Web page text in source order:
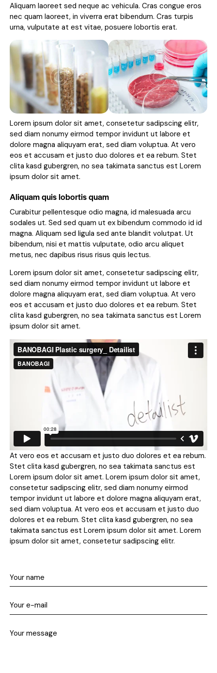
Aliquam laoreet sed neque ac vehicula. Cras congue eros
nec quam laoreet, in viverra erat bibendum. Cras turpis
urna, vulputate at est vitae, posuere lobortis erat.
Lorem ipsum dolor sit amet, consetetur sadipscing elitr,
sed diam nonumy eirmod tempor invidunt ut labore et
dolore magna aliquyam erat, sed diam voluptua. At vero
eos et accusam et justo duo dolores et ea rebum. Stet
clita kasd gubergren, no sea takimata sanctus est Lorem
ipsum dolor sit amet.
Aliquam quis lobortis quam
Curabitur pellentesque odio magna, id malesuada arcu
sodales ut. Sed sed quam ut ex bibendum commodo id id
magna. Aliquam sed ligula sed ante blandit volutpat. Ut
bibendum, nisi et mattis vulputate, odio arcu aliquet
metus, nec dapibus risus risus quis lectus.
Lorem ipsum dolor sit amet, consetetur sadipscing elitr,
sed diam nonumy eirmod tempor invidunt ut labore et
dolore magna aliquyam erat, sed diam voluptua. At vero
eos et accusam et justo duo dolores et ea rebum. Stet
clita kasd gubergren, no sea takimata sanctus est Lorem
ipsum dolor sit amet.
At vero eos et accusam et justo duo dolores et ea rebum.
Stet clita kasd gubergren, no sea takimata sanctus est
Lorem ipsum dolor sit amet. Lorem ipsum dolor sit amet,
consetetur sadipscing elitr, sed diam nonumy eirmod
tempor invidunt ut labore et dolore magna aliquyam erat,
sed diam voluptua. At vero eos et accusam et justo duo
dolores et ea rebum. Stet clita kasd gubergren, no sea
takimata sanctus est Lorem ipsum dolor sit amet. Lorem
ipsum dolor sit amet, consetetur sadipscing elitr.